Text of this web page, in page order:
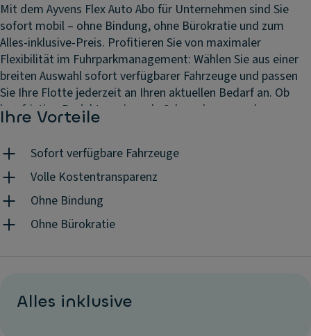
Mit dem Ayvens Flex Auto Abo für Unternehmen sind Sie
sofort mobil – ohne Bindung, ohne Bürokratie und zum
Alles-inklusive-Preis. Profitieren Sie von maximaler
Flexibilität im Fuhrparkmanagement: Wählen Sie aus einer
breiten Auswahl sofort verfügbarer Fahrzeuge und passen
Sie Ihre Flotte jederzeit an Ihren aktuellen Bedarf an. Ob
kurzfristige Projekte, saisonale Schwankungen oder
zusätzliche Mobilitätsanforderungen – Ayvens Flex bietet
Ihnen die passende Lösung: schnell, einfach und planbar.
Ihre Vorteile
Sofort verfügbare Fahrzeuge
Volle Kostentransparenz
Ohne Bindung
Ohne Bürokratie
Alles inklusive